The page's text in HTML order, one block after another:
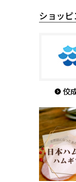
ショッ
佼